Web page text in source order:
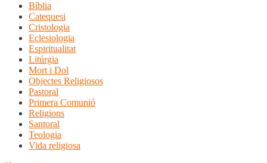
Bíblia
Catequesi
Cristologia
Eclesiologia
Espiritualitat
Litúrgia
Mort i Dol
Objectes Religiosos
Pastoral
Primera Comunió
Religions
Santoral
Teologia
Vida religiosa